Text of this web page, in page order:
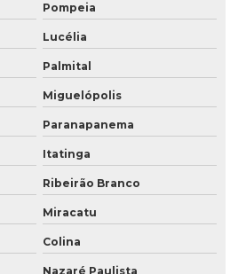
Pompeia
Lucélia
Palmital
Miguelópolis
Paranapanema
Itatinga
Ribeirão Branco
Miracatu
Colina
Nazaré Paulista